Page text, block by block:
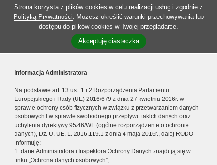
Strona korzysta z plików cookies w celu realizacji usług i zgodnie z
Polityką Prywatności. Możesz określić warunki przechowywania lub
dostępu do plików cookies w Twojej przeglądarce.
Akceptuję ciasteczka
Informacja Administratora
Na podstawie art. 13 ust. 1 i 2 Rozporządzenia Parlamentu
Europejskiego i Rady (UE) 2016/679 z dnia 27 kwietnia 2016r. w
sprawie ochrony osób fizycznych w związku z przetwarzaniem danych
osobowych i w sprawie swobodnego przepływu takich danych oraz
uchylenia dyrektywy 95/46/WE (ogólne rozporządzenie o ochronie
danych), Dz. U. UE. L. 2016.119.1 z dnia 4 maja 2016r., dalej RODO
informuję:
1. dane Administratora i Inspektora Ochrony Danych znajdują się w
linku „Ochrona danych osobowych”,